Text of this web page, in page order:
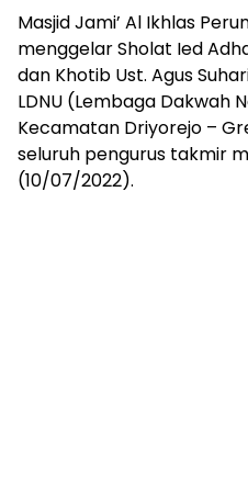
Masjid Jami’ Al Ikhlas
menggelar Sholat Ied
dan Khotib Ust. Agus
LDNU (Lembaga Dakwah
Kecamatan Driyorejo –
seluruh pengurus takmir
(10/07/2022).